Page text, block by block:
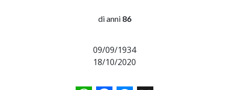
di anni 86
09/09/1934
18/10/2020